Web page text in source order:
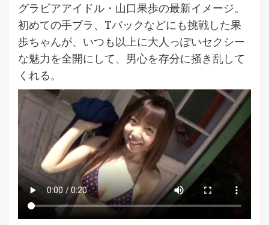
グラビアアイドル・山口果歩の最新イメージ。
初めての手ブラ、Tバックなどにも挑戦した果
歩ちゃんが、いつも以上に大人っぽいセクシー
な魅力を全開にして、男心を存分に掻き乱して
くれる。